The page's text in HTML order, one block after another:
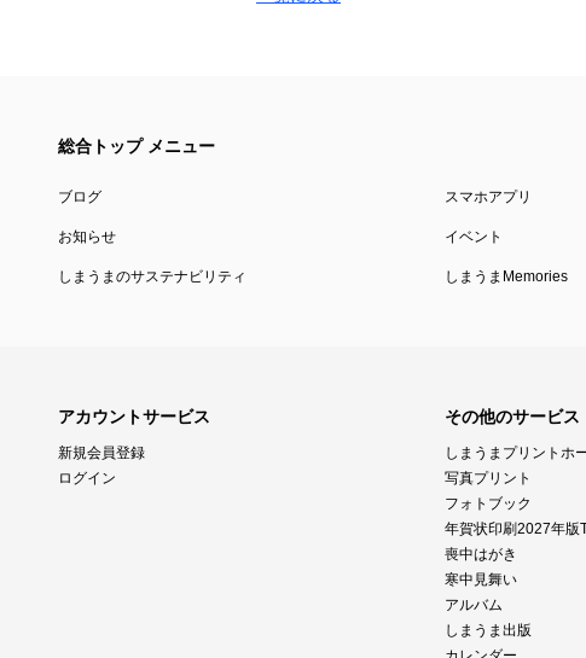
総合トップ メニュー
ブログ スマホアプリ
お知らせ イベント
しまうまのサステナビリティ しまうまMemories
アカウントサービス
新規会員登録
ログイン
その他のサービス
しまうまプリントホ
写真プリント
フォトブック
年賀状印刷2027年版
喪中はがき
寒中見舞い
アルバム
しまうま出版